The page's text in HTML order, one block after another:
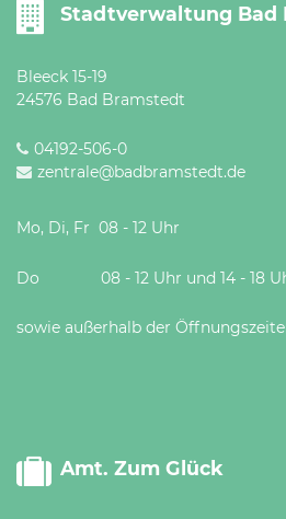
Stadtverwaltung Bad
Bleeck 15-19
24576 Bad Bramstedt
04192-506-0
zentrale@badbramstedt.de
Mo, Di, Fr 08 - 12 Uhr
Do 08 - 12 Uhr und 14 - 18
sowie außerhalb der
Amt. Zum Glück